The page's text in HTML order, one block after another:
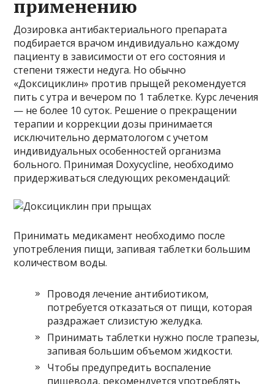
применению
Дозировка антибактериального препарата
подбирается врачом индивидуально каждому
пациенту в зависимости от его состояния и
степени тяжести недуга. Но обычно
«Доксициклин» против прыщей рекомендуется
пить с утра и вечером по 1 таблетке. Курс лечения
— не более 10 суток. Решение о прекращении
терапии и коррекции дозы принимается
исключительно дерматологом с учетом
индивидуальных особенностей организма
больного. Принимая Doxycycline, необходимо
придерживаться следующих рекомендаций:
Принимать медикамент необходимо после
употребления пищи, запивая таблетки большим
количеством воды.
Проводя лечение антибиотиком,
потребуется отказаться от пищи, которая
раздражает слизистую желудка.
Принимать таблетки нужно после трапезы,
запивая большим объемом жидкости.
Чтобы предупредить воспаление
пищевода, рекомендуется употреблять